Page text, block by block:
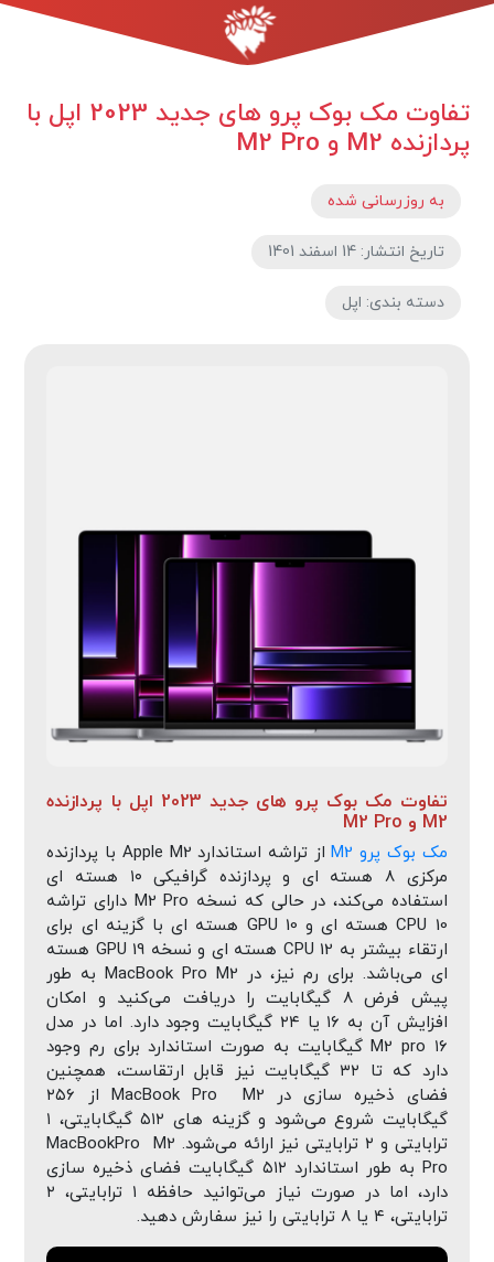
تفاوت مک بوک پرو های جدید 2023 اپل با
پردازنده M2 و M2 Pro
به روزرسانی شده
تاریخ انتشار: 14 اسفند 1401
دسته بندی: اپل
تفاوت مک بوک پرو های جدید 2023 اپل با پردازنده
M2 و M2 Pro
مک بوک پرو M2
از تراشه استاندارد Apple M2 با پردازنده
مرکزی ۸ هسته ای و پردازنده گرافیکی ۱۰ هسته ای
استفاده می‌کند، در حالی که نسخه M2 Pro دارای تراشه
CPU 10 هسته ای و GPU 10 هسته ای با گزینه ای برای
ارتقاء بیشتر به CPU 12 هسته ای و نسخه GPU 19 هسته
ای می‌باشد. برای رم نیز، در MacBook Pro M2 به طور
پیش‌ فرض ۸ گیگابایت را دریافت می‌کنید و امکان
افزایش آن به ۱۶ یا ۲۴ گیگابایت وجود دارد. اما در مدل
M2 pro ۱۶ گیگابایت به صورت استاندارد برای رم وجود
دارد که تا ۳۲ گیگابایت نیز قابل ارتقاست، همچنین
فضای ذخیره سازی در MacBook Pro M2 از ۲۵۶
گیگابایت شروع می‌شود و گزینه های ۵۱۲ گیگابایتی، ۱
ترابایتی و ۲ ترابایتی نیز ارائه می‌شود. MacBookPro M2
Pro به طور استاندارد ۵۱۲ گیگابایت فضای ذخیره سازی
دارد، اما در صورت نیاز می‌توانید حافظه ۱ ترابایتی، ۲
ترابایتی، ۴ یا ۸ ترابایتی را نیز سفارش دهید.